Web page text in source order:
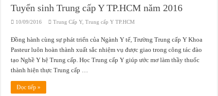
Tuyển sinh Trung cấp Y TP.HCM năm 2016
10/09/2016 Trung Cấp Y,Trung cấp Y TP.HCM
Đồng hành cùng sự phát triển của Ngành Y tế, Trường Trung cấp Y Khoa
Pasteur luôn hoàn thành xuất sắc nhiệm vụ được giao trong công tác đào
tạo Nghề Y hệ Trung cấp. Học Trung cấp Y giúp ước mơ làm thầy thuốc
thành hiện thực Trung cấp …
Đọc tiếp »